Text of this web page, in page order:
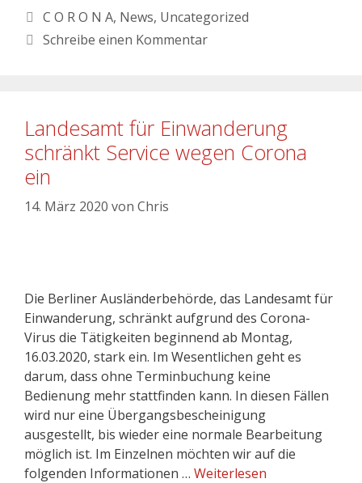
C O R O N A, News, Uncategorized
Schreibe einen Kommentar
Landesamt für Einwanderung
schränkt Service wegen Corona
ein
14. März 2020 von Chris
Die Berliner Ausländerbehörde, das Landesamt für
Einwanderung, schränkt aufgrund des Corona-
Virus die Tätigkeiten beginnend ab Montag,
16.03.2020, stark ein. Im Wesentlichen geht es
darum, dass ohne Terminbuchung keine
Bedienung mehr stattfinden kann. In diesen Fällen
wird nur eine Übergangsbescheinigung
ausgestellt, bis wieder eine normale Bearbeitung
möglich ist. Im Einzelnen möchten wir auf die
folgenden Informationen … Weiterlesen